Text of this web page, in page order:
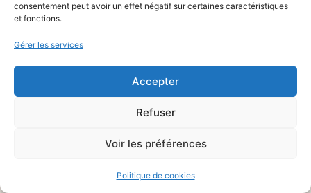
consentement peut avoir un effet négatif sur certaines caractéristiques
et fonctions.
Gérer les services
Accepter
Refuser
Voir les préférences
Politique de cookies